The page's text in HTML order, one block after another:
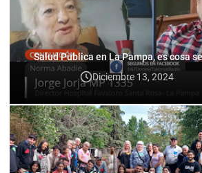
Salud Publica en La Pampa, es cosa
Diciembre 13, 2024